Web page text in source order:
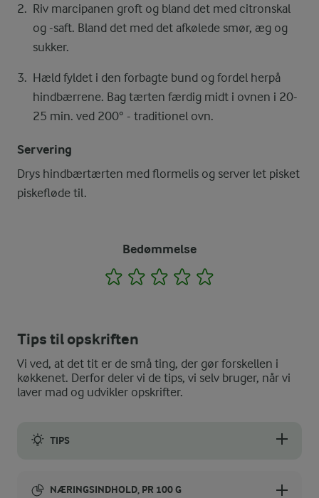
Riv marcipanen groft og bland det med citronskal
og -saft. Bland det med det afkølede smør, æg og
sukker.
Hæld fyldet i den forbagte bund og fordel herpå
hindbærrene. Bag tærten færdig midt i ovnen i 20-
25 min. ved 200° - traditionel ovn.
Servering
Drys hindbærtærten med flormelis og server let pisket
piskefløde til.
Bedømmelse
1 2 3 4
Tips til opskriften
Vi ved, at det tit er de små ting, der gør forskellen i
køkkenet. Derfor deler vi de tips, vi selv bruger, når vi
laver mad og udvikler opskrifter.
TIPS
NÆRINGSINDHOLD, PR 100 G